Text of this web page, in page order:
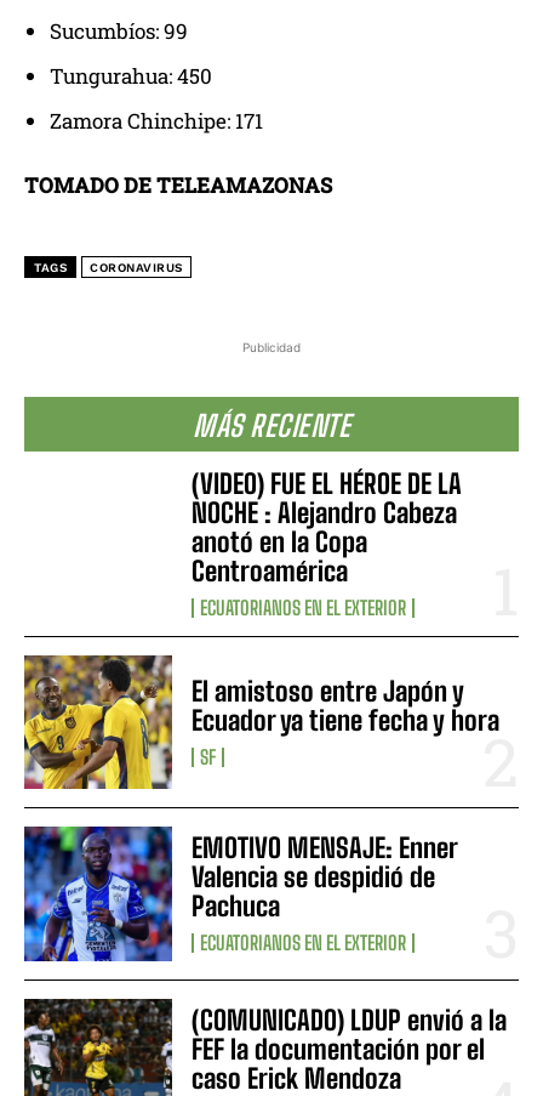
Publicidad
MÁS RECIENTE
(VIDEO) FUE EL HÉROE DE LA
NOCHE : Alejandro Cabeza
anotó en la Copa
Centroamérica
ECUATORIANOS EN EL EXTERIOR
El amistoso entre Japón y
Ecuador ya tiene fecha y hora
SF
EMOTIVO MENSAJE: Enner
Valencia se despidió de
Pachuca
ECUATORIANOS EN EL EXTERIOR
(COMUNICADO) LDUP envió a la
FEF la documentación por el
caso Erick Mendoza
Sucumbíos: 99
Tungurahua: 450
Zamora Chinchipe: 171
TOMADO DE TELEAMAZONAS
TAGS CORONAVIRUS